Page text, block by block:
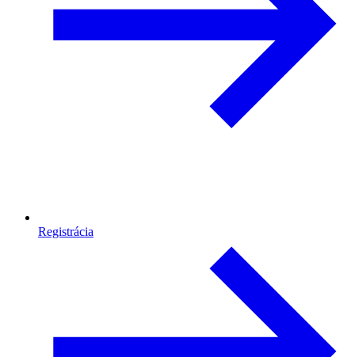
Registrácia